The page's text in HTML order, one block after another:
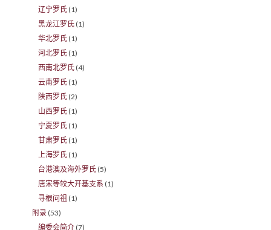
辽宁罗氏 (1)
黑龙江罗氏 (1)
华北罗氏 (1)
河北罗氏 (1)
西南北罗氏 (4)
云南罗氏 (1)
陕西罗氏 (2)
山西罗氏 (1)
宁夏罗氏 (1)
甘肃罗氏 (1)
上海罗氏 (1)
台港澳及海外罗氏 (5)
唐宋等较大开基支系 (1)
寻根问祖 (1)
附录 (53)
编委会简介 (7)